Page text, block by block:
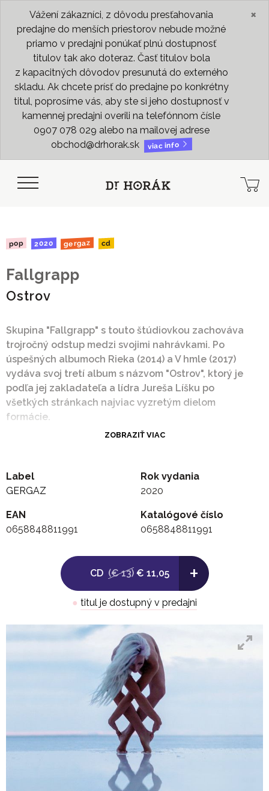
Vážení zákazníci, z dôvodu presťahovania
predajne do menších priestorov nebude možné
priamo v predajni ponúkať plnú dostupnosť
titulov tak ako doteraz. Časť titulov bola
z kapacitných dôvodov presunutá do externého
skladu. Ak chcete prísť do predajne po konkrétny
titul, poprosíme vás, aby ste si jeho dostupnosť v
kamennej predajni overili na telefónnom čísle
0907 078 029 alebo na mailovej adrese
obchod@drhorak.sk
viac info
×
pop 2020 gergaz cd
Fallgrapp
Ostrov
Skupina "Fallgrapp" s touto štúdiovkou zachováva
trojročný odstup medzi svojimi nahrávkami. Po
úspešných albumoch Rieka (2014) a V hmle (2017)
vydáva svoj tretí album s názvom "Ostrov", ktorý je
podľa jej zakladateľa a lídra Jureša Líšku po
všetkých stránkach najviac vyzretým dielom
formácie.
ZOBRAZIŤ VIAC
Label
GERGAZ
Rok vydania
2020
EAN
0658848811991
Katalógové číslo
0658848811991
CD (€ 13) € 11,05 +
● titul je dostupný v predajni